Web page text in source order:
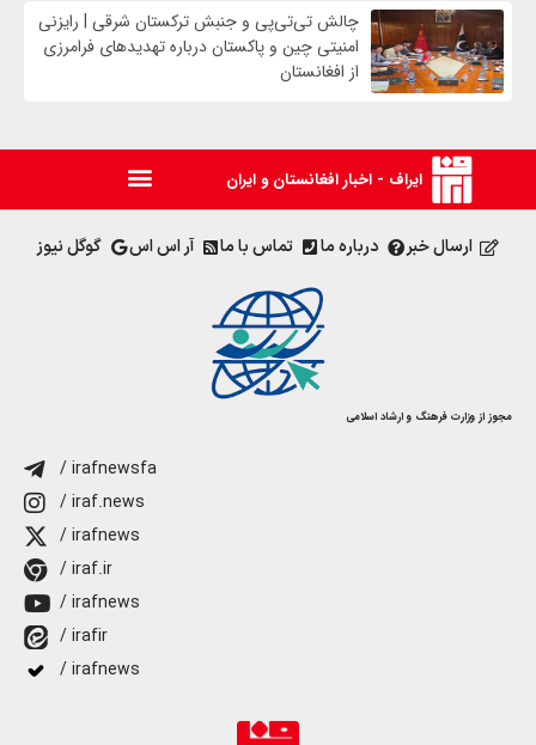
چالش تی‌تی‌پی و جنبش ترکستان شرقی | رایزنی
امنیتی چین و پاکستان درباره تهدیدهای فرامرزی
از افغانستان
ایراف - اخبار افغانستان و ایران
ارسال خبر درباره ما تماس با ما آر اس اس گوگل نیوز
مجوز از وزارت فرهنگ و ارشاد اسلامی
/ irafnewsfa
/ iraf.news
/ irafnews
/ iraf.ir
/ irafnews
/ irafir
/ irafnews